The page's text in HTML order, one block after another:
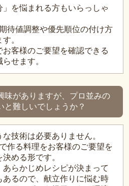
を悩まれる方もいらっしゃ
待値調整や優先順位の付け方
。
客様のご要望を確認できる
せます。
味がありますが、プロ並みの
と難しいでしょうか？
技術は必要ありません。
作る料理をお客様のご要望を
める形です。
らかじめレシピが決まって
るので、献立作りに悩む時